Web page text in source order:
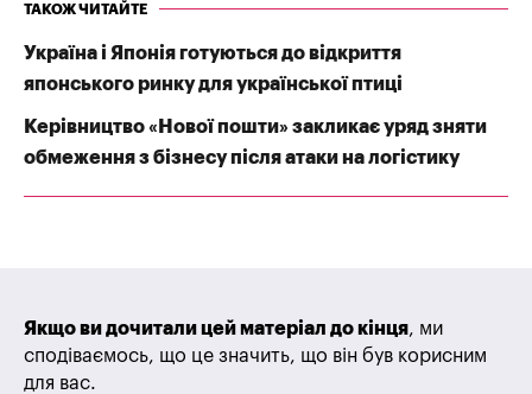
ТАКОЖ ЧИТАЙТЕ
Україна і Японія готуються до відкриття
японського ринку для української птиці
Керівництво «Нової пошти» закликає уряд зняти
обмеження з бізнесу після атаки на логістику
Якщо ви дочитали цей матеріал до кінця, ми
сподіваємось, що це значить, що він був корисним
для вас.